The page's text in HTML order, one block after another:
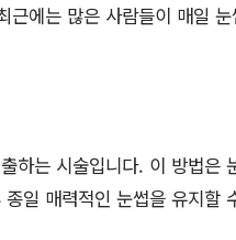
에는 많은 사람들이 매일
하는 시술입니다. 이 방법은
일 매력적인 눈썹을 유지할